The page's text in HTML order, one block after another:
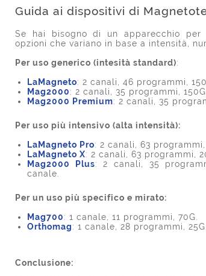
Guida ai dispositivi di
Se hai bisogno di un apparecchio per
opzioni che variano in base a intensità,
Per uso generico (intesità standard):
LaMagneto: 2 canali, 46 programmi,
Mag2000: 2 canali, 35 programmi,
Mag2000 Premium: 2 canali, 35
Per uso più intensivo (alta intensità):
LaMagneto Pro: 2 canali, 63
LaMagneto X: 2 canali, 63 programmi,
Mag2000 Plus: 2 canali, 35
canale.
Per un uso più specifico e mirato:
Mag700: 1 canale, 11 programmi, 70G.
Orthomag: 1 canale, 28 programmi, 25G.
Conclusione: